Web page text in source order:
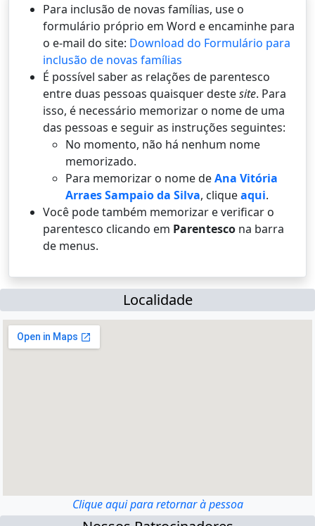
Para inclusão de novas famílias, use o
formulário próprio em Word e encaminhe para
o e-mail do site: Download do Formulário para
inclusão de novas famílias
É possí­vel saber as relações de parentesco
entre duas pessoas quaisquer destesite. Para
isso, é necessário memorizar o nome de uma
das pessoas e seguir as instruções seguintes:
No momento, não há nenhum nome
memorizado.
Para memorizar o nome deAna Vitória
Arraes Sampaio da Silva, cliqueaqui.
Você pode também memorizar e verificar o
parentesco clicando em Parentesco na barra
de menus.
Localidade
Clique aqui para retornar à pessoa